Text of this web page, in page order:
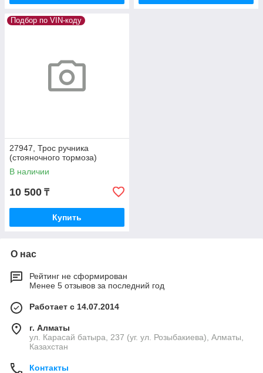
Подбор по VIN-коду
27947, Трос ручника
(стояночного тормоза)
В наличии
10 500 ₸
Купить
О нас
Рейтинг не сформирован
Менее 5 отзывов за последний год
Работает с 14.07.2014
г. Алматы
ул. Карасай батыра, 237 (уг. ул. Розыбакиева), Алматы,
Казахстан
Контакты